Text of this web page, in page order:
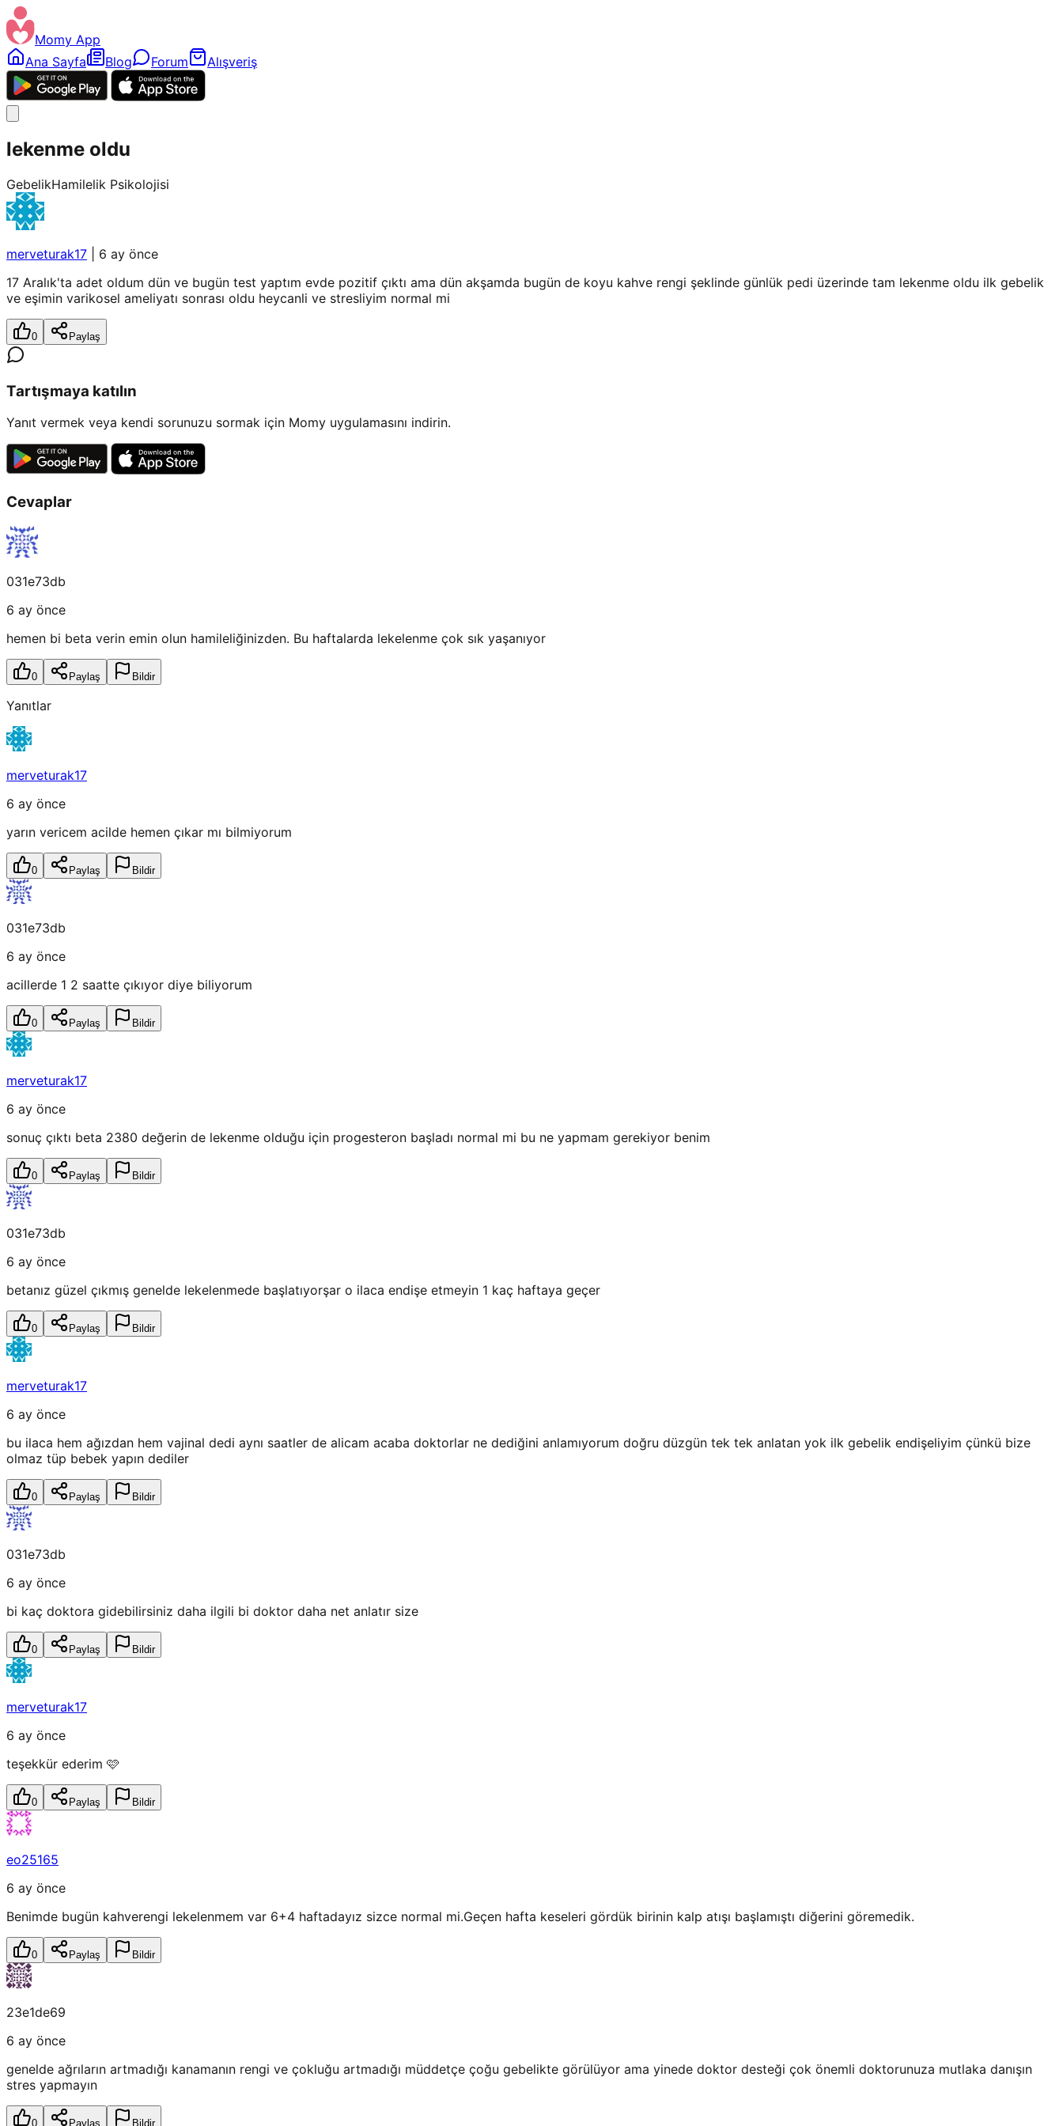
Momy App
Ana Sayfa
Blog Forum Alışveriş
lekenme oldu
GebelikHamilelik Psikolojisi
merveturak17
6 ay önce
17 Aralık'ta adet oldum dün ve bugün test yaptım evde pozitif çıktı ama dün akşamda bugün de koyu kahve rengi şeklinde günlük pedi üzerinde tam lekenme oldu ilk gebelik
ve eşimin varikosel ameliyatı sonrası oldu heycanli ve stresliyim normal mi
0 Paylaş
Tartışmaya katılın
Yanıt vermek veya kendi sorunuzu sormak için Momy uygulamasını indirin.
Cevaplar
031e73db
6 ay önce
hemen bi beta verin emin olun hamileliğinizden. Bu haftalarda lekelenme çok sık yaşanıyor
0 Paylaş Bildir
Yanıtlar
merveturak17
6 ay önce
yarın vericem acilde hemen çıkar mı bilmiyorum
0 Paylaş Bildir
031e73db
6 ay önce
acillerde 1 2 saatte çıkıyor diye biliyorum
0 Paylaş Bildir
merveturak17
6 ay önce
sonuç çıktı beta 2380 değerin de lekenme olduğu için progesteron başladı normal mi bu ne yapmam gerekiyor benim
0 Paylaş Bildir
031e73db
6 ay önce
betanız güzel çıkmış genelde lekelenmede başlatıyorşar o ilaca endişe etmeyin 1 kaç haftaya geçer
0 Paylaş Bildir
merveturak17
6 ay önce
bu ilaca hem ağızdan hem vajinal dedi aynı saatler de alicam acaba doktorlar ne dediğini anlamıyorum doğru düzgün tek tek anlatan yok ilk gebelik endişeliyim çünkü bize
olmaz tüp bebek yapın dediler
0 Paylaş Bildir
031e73db
6 ay önce
bi kaç doktora gidebilirsiniz daha ilgili bi doktor daha net anlatır size
0 Paylaş Bildir
merveturak17
6 ay önce
teşekkür ederim 🩷
0 Paylaş Bildir
eo25165
6 ay önce
Benimde bugün kahverengi lekelenmem var 6+4 haftadayız sizce normal mi.Geçen hafta keseleri gördük birinin kalp atışı başlamıştı diğerini göremedik.
0 Paylaş Bildir
23e1de69
6 ay önce
genelde ağrıların artmadığı kanamanın rengi ve çokluğu artmadığı müddetçe çoğu gebelikte görülüyor ama yinede doktor desteği çok önemli doktorunuza mutlaka danışın
stres yapmayın
0 Paylaş Bildir